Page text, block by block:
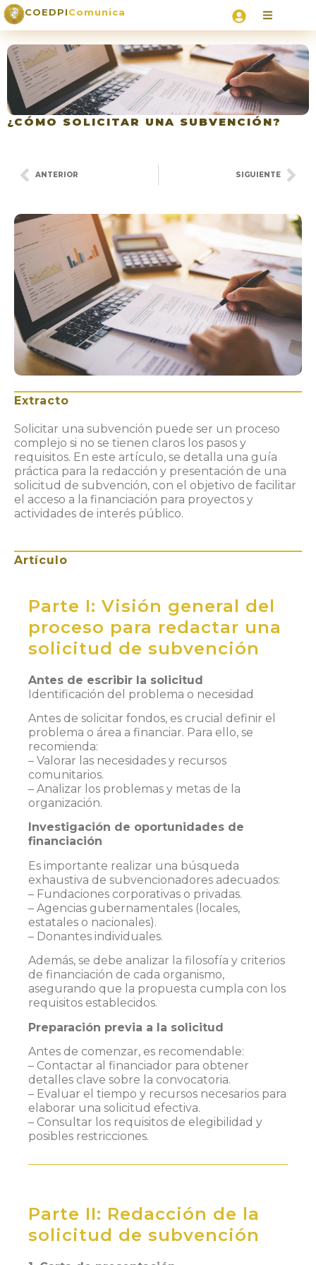
COEDPIComunica
¿CÓMO SOLICITAR UNA SUBVENCIÓN?
ANTERIOR SIGUIENTE
Extracto
Solicitar una subvención puede ser un proceso
complejo si no se tienen claros los pasos y
requisitos. En este artículo, se detalla una guía
práctica para la redacción y presentación de una
solicitud de subvención, con el objetivo de facilitar
el acceso a la financiación para proyectos y
actividades de interés público.
Artículo
Parte I: Visión general del
proceso para redactar una
solicitud de subvención
Antes de escribir la solicitud
Identificación del problema o necesidad
Antes de solicitar fondos, es crucial definir el
problema o área a financiar. Para ello, se
recomienda:
– Valorar las necesidades y recursos
comunitarios.
– Analizar los problemas y metas de la
organización.
Investigación de oportunidades de
financiación
Es importante realizar una búsqueda
exhaustiva de subvencionadores adecuados:
– Fundaciones corporativas o privadas.
– Agencias gubernamentales (locales,
estatales o nacionales).
– Donantes individuales.
Además, se debe analizar la filosofía y criterios
de financiación de cada organismo,
asegurando que la propuesta cumpla con los
requisitos establecidos.
Preparación previa a la solicitud
Antes de comenzar, es recomendable:
– Contactar al financiador para obtener
detalles clave sobre la convocatoria.
– Evaluar el tiempo y recursos necesarios para
elaborar una solicitud efectiva.
– Consultar los requisitos de elegibilidad y
posibles restricciones.
Parte II: Redacción de la
solicitud de subvención